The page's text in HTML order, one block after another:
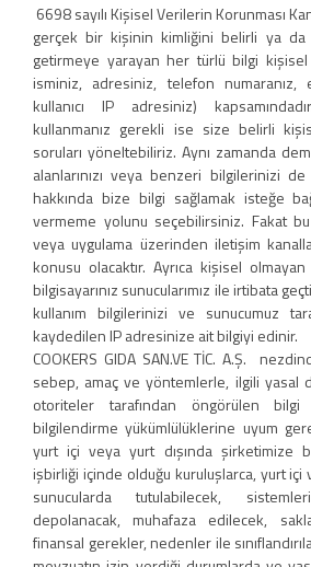
6698 sayılı Kişisel Verilerin Korunması
gerçek bir kişinin kimliğini belirli ya
getirmeye yarayan her türlü bilgi
isminiz, adresiniz, telefon
kullanıcı IP adresiniz)
kullanmanız gerekli ise size belirli
soruları yöneltebiliriz. Aynı zamanda
alanlarınızı veya benzeri bilgilerinizi
hakkında bize bilgi sağlamak isteğe
vermeme yolunu seçebilirsiniz. Fakat
veya uygulama üzerinden iletişim
konusu olacaktır. Ayrıca kişisel
bilgisayarınız sunucularımız ile irtibata
kullanım bilgilerinizi ve sunucumuz
kaydedilen IP adresinize ait bilgiyi edinir.
COOKERS GIDA SAN.VE TİC. A.Ş.
sebep, amaç ve yöntemlerle, ilgili yasal
otoriteler tarafından öngörülen bilgi
bilgilendirme yükümlülüklerine uyum
yurt içi veya yurt dışında şirketimize
işbirliği içinde olduğu kuruluşlarca, yurt içi
sunucularda tutulabilecek,
depolanacak, muhafaza edilecek,
finansal gerekler, nedenler ile